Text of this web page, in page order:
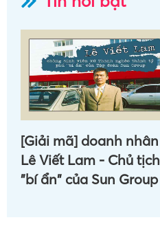
[Giải mã] doanh nhân
Lê Viết Lam - Chủ tịch
"bí ẩn" của Sun Group